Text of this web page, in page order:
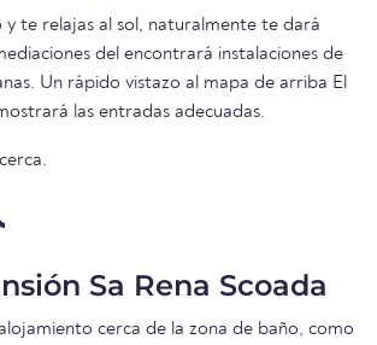
y te relajas al sol, naturalmente te dará
del encontrará instalaciones de
Un rápido vistazo al mapa de arriba El
las entradas adecuadas.
Sa Rena Scoada
cerca de la zona de baño, como